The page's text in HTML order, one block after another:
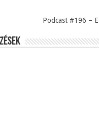
Podcast #196 –